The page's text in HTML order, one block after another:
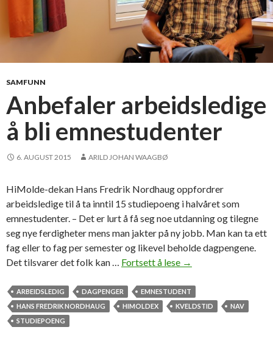
l
4
5
d
a
r
f
s
e
l
f
o
A
V
SAMFUNN
Anbefaler arbeidsledige
å bli emnestudenter
6. AUGUST 2015 ARILD JOHAN WAAGBØ
HiMolde-dekan Hans Fredrik Nordhaug oppfordrer
arbeidsledige til å ta inntil 15 studiepoeng i halvåret som
emnestudenter. – Det er lurt å få seg noe utdanning og tilegne
seg nye ferdigheter mens man jakter på ny jobb. Man kan ta ett
fag eller to fag per semester og likevel beholde dagpengene.
Det tilsvarer det folk kan … Fortsett å lese A
b
e
→
ARBEIDSLEDIG DAGPENGER
EMNESTUDENT
HANS FREDRIK NORDHAUG
HIMOLDEX KVELDSTID
NAV
STUDIEPOENG